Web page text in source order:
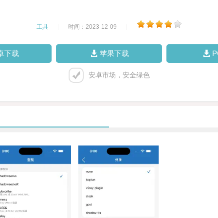
工具 时间：2023-12-09
下载 苹果下载
安卓市场，安全绿色